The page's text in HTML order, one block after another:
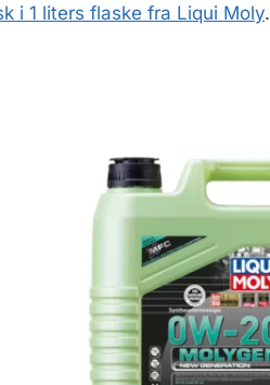
i 1 liters flaske fra Liqui Moly.